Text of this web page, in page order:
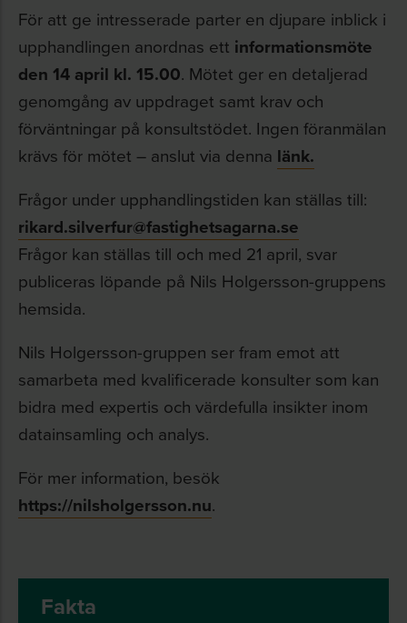
För att ge intresserade parter en djupare inblick i
upphandlingen anordnas ett informationsmöte
den 14 april kl. 15.00. Mötet ger en detaljerad
genomgång av uppdraget samt krav och
förväntningar på konsultstödet. Ingen föranmälan
krävs för mötet – anslut via denna länk.
Frågor under upphandlingstiden kan ställas till:
rikard.silverfur@fastighetsagarna.se
Frågor kan ställas till och med 21 april, svar
publiceras löpande på Nils Holgersson-gruppens
hemsida.
Nils Holgersson-gruppen ser fram emot att
samarbeta med kvalificerade konsulter som kan
bidra med expertis och värdefulla insikter inom
datainsamling och analys.
För mer information, besök
https://nilsholgersson.nu.
Fakta